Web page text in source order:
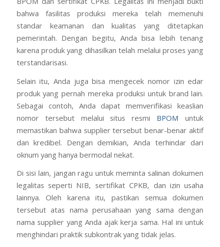
Langkah pertama yang wajib Anda lakukan adalah
memastikan supplier kosmetik memiliki izin resmi dari
BPOM dan sertifikat CPKB. Legalitas ini menjadi bukti
bahwa fasilitas produksi mereka telah memenuhi
standar keamanan dan kualitas yang ditetapkan
pemerintah. Dengan begitu, Anda bisa lebih tenang
karena produk yang dihasilkan telah melalui proses yang
terstandarisasi.
Selain itu, Anda juga bisa mengecek nomor izin edar
produk yang pernah mereka produksi untuk brand lain.
Sebagai contoh, Anda dapat memverifikasi keaslian
nomor tersebut melalui situs resmiBPOMuntuk
memastikan bahwa supplier tersebut benar-benar aktif
dan kredibel. Dengan demikian, Anda terhindar dari
oknum yang hanya bermodal nekat.
Di sisi lain, jangan ragu untuk meminta salinan dokumen
legalitas seperti NIB, sertifikat CPKB, dan izin usaha
lainnya. Oleh karena itu, pastikan semua dokumen
tersebut atas nama perusahaan yang sama dengan